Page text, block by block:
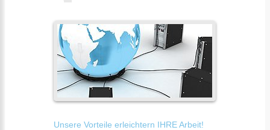
Unsere Vorteile erleichtern IHRE Arbeit!